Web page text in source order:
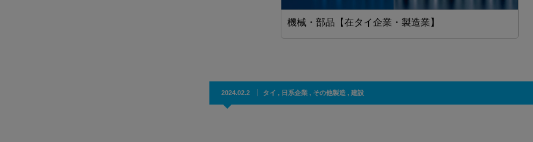
機械・部品【在タイ企業・製造業】
2024.02.2 タイ , 日系企業 , その他製造 , 建設